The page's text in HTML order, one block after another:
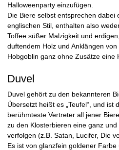
Halloweenparty einzufügen.
Die Biere selbst entsprechen dabei
englischen Stil, enthalten also
Toffee süßer Malzigkeit und
duftendem Holz und Anklängen
Hobgoblin ganz ohne Zusätze eine
Duvel
Duvel gehört zu den bekannteren
Übersetzt heißt es „Teufel“, und ist
berühmteste Vertreter all jener
zu den Klosterbieren eine ganz
verfolgen (z.B. Satan, Lucifer, Die
Es ist von glanzfein goldener Farbe